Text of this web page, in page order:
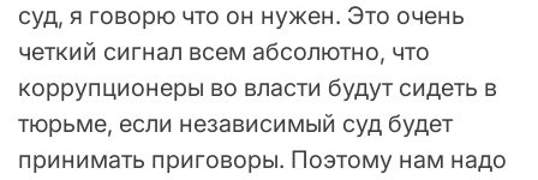
суд, я говорю что он нужен. Это очень
четкий сигнал всем абсолютно, что
коррупционеры во власти будут сидеть в
тюрьме, если независимый суд будет
принимать приговоры. Поэтому нам надо